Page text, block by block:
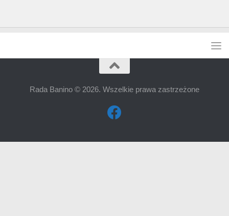
Rada Banino © 2026. Wszelkie prawa zastrzeżone